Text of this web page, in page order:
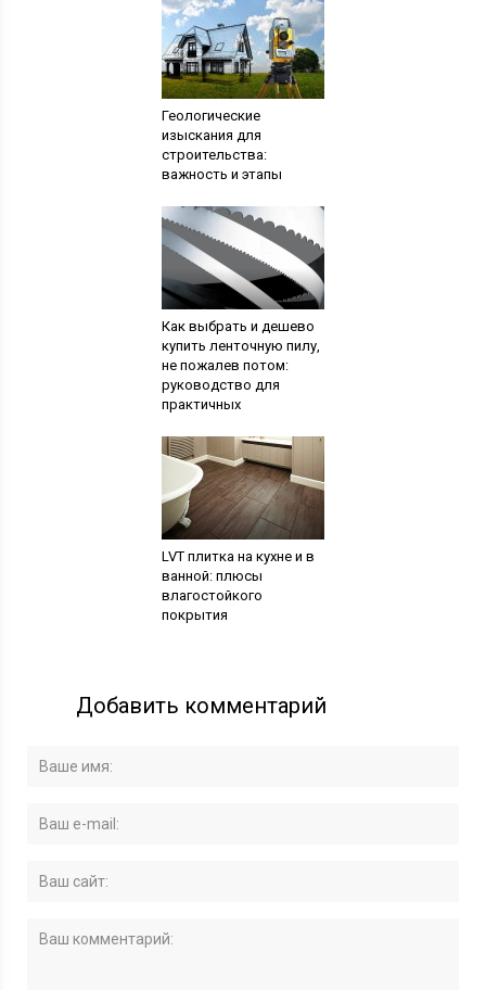
Геологические
изыскания для
строительства:
важность и этапы
Как выбрать и дешево
купить ленточную пилу,
не пожалев потом:
руководство для
практичных
LVT плитка на кухне и в
ванной: плюсы
влагостойкого
покрытия
Добавить комментарий